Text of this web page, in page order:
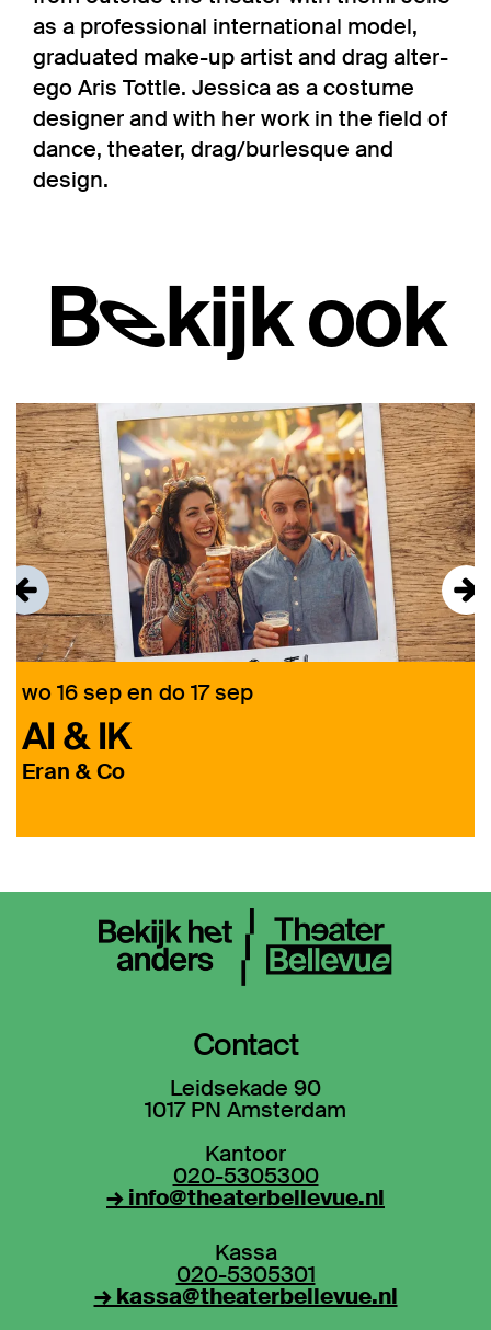
as a professional international model,
graduated make-up artist and drag alter-
ego Aris Tottle. Jessica as a costume
designer and with her work in the field of
dance, theater, drag/burlesque and
design.
Bekijk ook
AI & IK
Eran & Co
wo 16 sepen do 17 sep
Contact
Leidsekade 90
1017 PN Amsterdam
Kantoor
020-5305300
→ info@theaterbellevue.nl
Kassa
020-5305301
→ kassa@theaterbellevue.nl